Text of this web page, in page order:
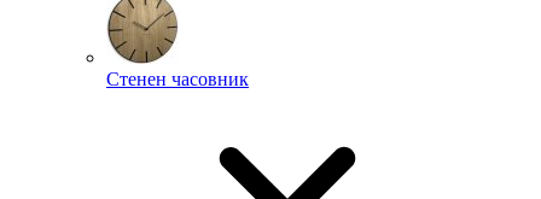
Стенен часовник